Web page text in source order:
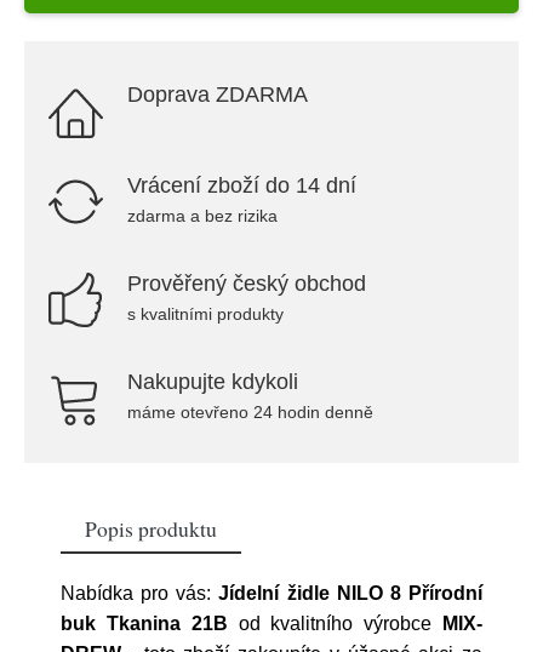
Doprava ZDARMA
Vrácení zboží do 14 dní
zdarma a bez rizika
Prověřený český obchod
s kvalitními produkty
Nakupujte kdykoli
máme otevřeno 24 hodin denně
Popis produktu
Nabídka pro vás:Jídelní židle NILO 8 Přírodní
buk Tkanina 21B od kvalitního výrobce
MIX-